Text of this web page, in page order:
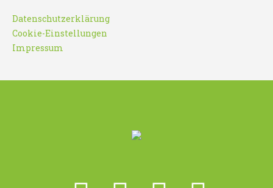
Datenschutzerklärung
Cookie-Einstellungen
Impressum